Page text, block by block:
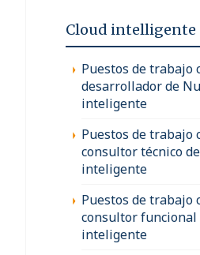
Cloud intelligente
Puestos de trabajo
desarrollador de
inteligente
Puestos de trabajo
consultor técnico
inteligente
Puestos de trabajo
consultor funcional
inteligente